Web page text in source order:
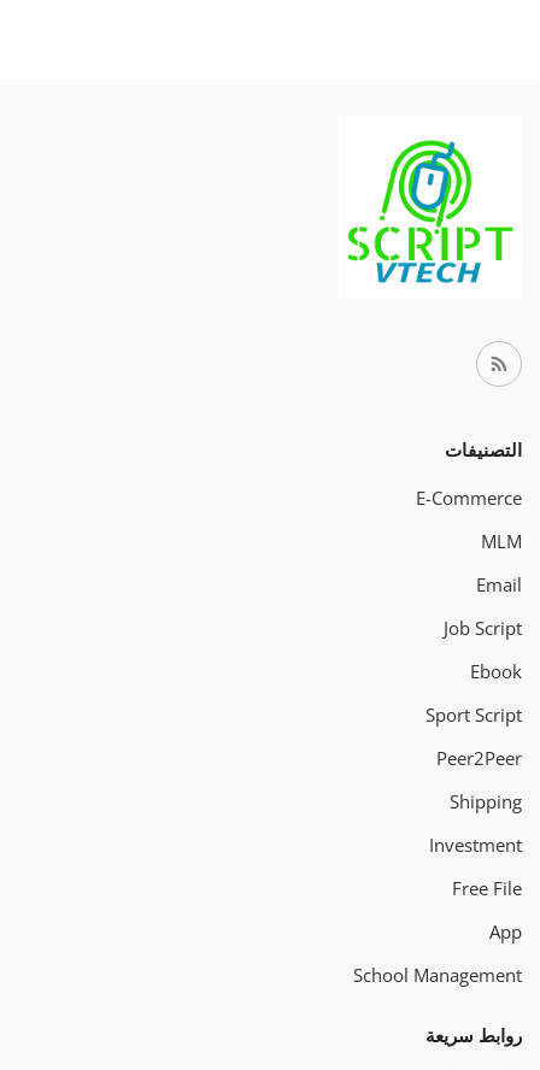
التصنيفات
E-Commerce
MLM
Email
Job Script
Ebook
Sport Script
Peer2Peer
Shipping
Investment
Free File
App
School Management
روابط سريعة